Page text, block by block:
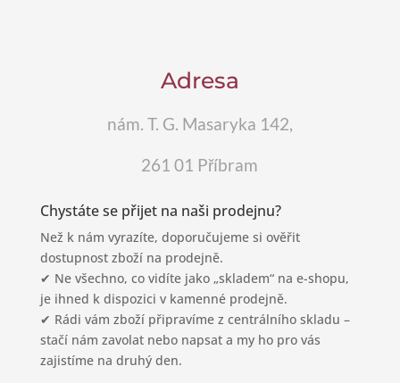
Adresa
nám. T. G. Masaryka 142,
261 01 Příbram
Chystáte se přijet na naši prodejnu?
Než k nám vyrazíte, doporučujeme si ověřit
dostupnost zboží na prodejně.
✔ Ne všechno, co vidíte jako „skladem“ na e-shopu,
je ihned k dispozici v kamenné prodejně.
✔ Rádi vám zboží připravíme z centrálního skladu –
stačí nám zavolat nebo napsat a my ho pro vás
zajistíme na druhý den.